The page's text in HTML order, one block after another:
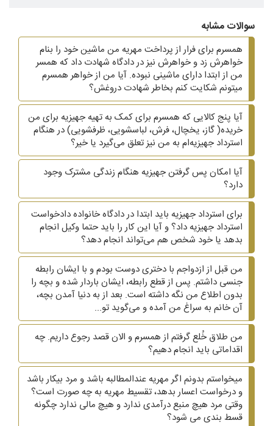
سوالات مشابه
همسرم برای فرار از پرداخت مهریه من ماشین خود را بنام
خواهرش زد و خواهرش نیز در دادگاه شهادت داد که همسر
من از ابتدا دارای ماشینی نبوده. آیا من از خواهر همسرم
میتونم شکایت کنم بخاطر شهادت دروغش؟
آیا پنج کالایی که همسرم برای کمک به تهیه جهیزیه برای من
خریده( گاز، یخچال، فرش، لباسشویی، ظرفشویی)‌ در هنگام
استرداد جهیزیه‌ام به من نیز تعلق می‌گیرد یا خیر؟
آیا امکان پس گرفتن جهیزیه هنگام زندگی مشترک وجود
دارد؟
برای استرداد جهیزیه باید ابتدا در دادگاه خانواده دادخواست
استرداد جهیزیه داد؟ و آیا این کار را باید حتما وکیل انجام
بدهد یا خود شخص هم می‌تواند انجام دهد؟
من قبل از ازدواجم با دختری دوست بودم و با ایشان رابطه
جنسی داشتم. پس از قطع رابطه، ایشان باردار شده و بچه را
بدون اطلاع من نگه داشته است. بعد از به دنیا آمدن بچه،
آن خانم به سراغ من آمده و می‌گوید تو...
من طلاق خُلع گرفتم از همسرم و الان قصد رجوع داریم. چه
اقداماتی باید انجام دهیم؟
میخواستم بدونم اگر مهریه عندالمطالبه باشد و مرد بیکار باشد
و درخواست اعسار بدهد، تقسیط مهریه به چه صورت است؟
وقتی مرد هیچ منبع درآمدی ندارد و هیچ مالی ندارد چگونه
قسط بندی می شود؟